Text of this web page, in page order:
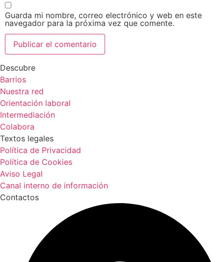
Guarda mi nombre, correo electrónico y web en este
navegador para la próxima vez que comente.
Descubre
Barrios
Nuestra red
Orientación laboral
Intermediación
Colabora
Textos legales
Política de Privacidad
Política de Cookies
Aviso Legal
Canal interno de información
Contactos